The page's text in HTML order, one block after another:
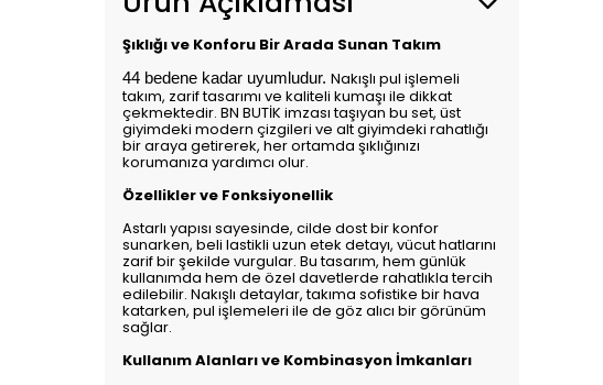
Şıklığı ve Konforu Bir Arada Sunan Takım
44 bedene kadar uyumludur. Nakışlı pul işlemeli
takım, zarif tasarımı ve kaliteli kumaşı ile dikkat
çekmektedir. BN BUTİK imzası taşıyan bu set, üst
giyimdeki modern çizgileri ve alt giyimdeki rahatlığı
bir araya getirerek, her ortamda şıklığınızı
korumanıza yardımcı olur.
Özellikler ve Fonksiyonellik
Astarlı yapısı sayesinde, cilde dost bir konfor
sunarken, beli lastikli uzun etek detayı, vücut hatlarını
zarif bir şekilde vurgular. Bu tasarım, hem günlük
kullanımda hem de özel davetlerde rahatlıkla tercih
edilebilir. Nakışlı detaylar, takıma sofistike bir hava
katarken, pul işlemeleri ile de göz alıcı bir görünüm
sağlar.
Kullanım Alanları ve Kombinasyon İmkanları